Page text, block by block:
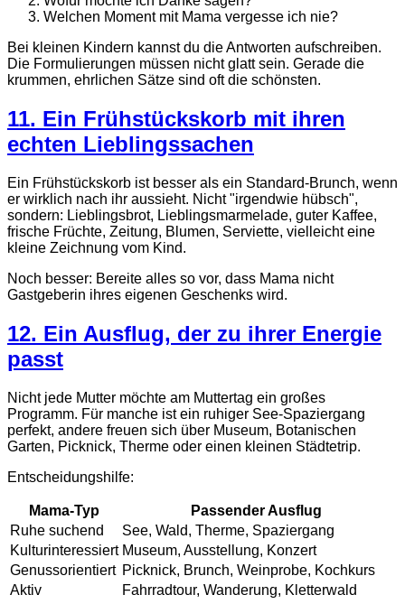
Welchen Moment mit Mama vergesse ich nie?
Bei kleinen Kindern kannst du die Antworten aufschreiben.
Die Formulierungen müssen nicht glatt sein. Gerade die
krummen, ehrlichen Sätze sind oft die schönsten.
11. Ein Frühstückskorb mit ihren
echten Lieblingssachen
Ein Frühstückskorb ist besser als ein Standard-Brunch, wenn
er wirklich nach ihr aussieht. Nicht "irgendwie hübsch",
sondern: Lieblingsbrot, Lieblingsmarmelade, guter Kaffee,
frische Früchte, Zeitung, Blumen, Serviette, vielleicht eine
kleine Zeichnung vom Kind.
Noch besser: Bereite alles so vor, dass Mama nicht
Gastgeberin ihres eigenen Geschenks wird.
12. Ein Ausflug, der zu ihrer Energie
passt
Nicht jede Mutter möchte am Muttertag ein großes
Programm. Für manche ist ein ruhiger See-Spaziergang
perfekt, andere freuen sich über Museum, Botanischen
Garten, Picknick, Therme oder einen kleinen Städtetrip.
Entscheidungshilfe:
Mama-Typ
Passender Ausflug
Ruhe suchend
See, Wald, Therme, Spaziergang
Kulturinteressiert Museum, Ausstellung, Konzert
Genussorientiert Picknick, Brunch, Weinprobe, Kochkurs
Aktiv
Fahrradtour, Wanderung, Kletterwald